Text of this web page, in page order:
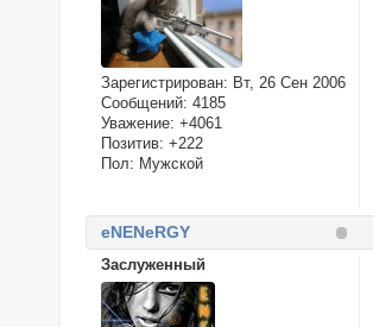
Зарегистрирован: Вт, 26 Сен 2006
Сообщений: 4185
Уважение: +4061
Позитив: +222
Пол: Мужской
eNENeRGY
Заслуженный